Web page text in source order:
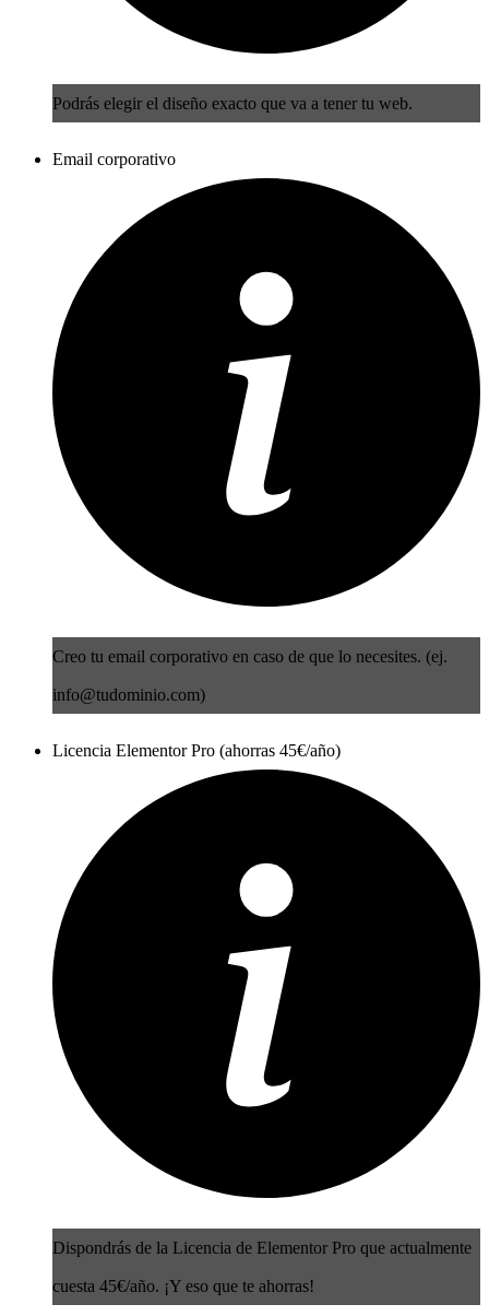
Podrás elegir el diseño exacto que va a tener tu web.
Email corporativo
Creo tu email corporativo en caso de que lo necesites. (ej.
info@tudominio.com)
Licencia Elementor Pro (ahorras 45€/año)
Dispondrás de la Licencia de Elementor Pro que actualmente
cuesta 45€/año. ¡Y eso que te ahorras!